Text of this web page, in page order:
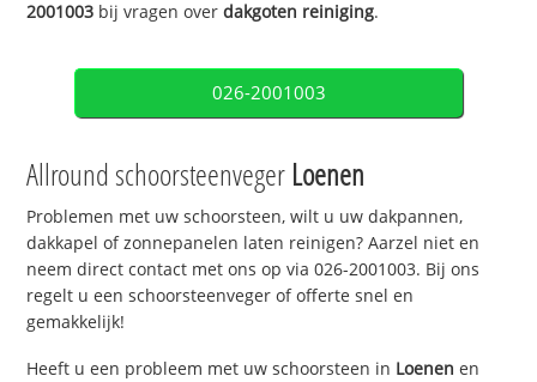
2001003 bij vragen overdakgoten reiniging.
026-2001003
Allround schoorsteenveger Loenen
Problemen met uw schoorsteen, wilt u uw dakpannen,
dakkapel of zonnepanelen laten reinigen? Aarzel niet en
neem direct contact met ons op via 026-2001003. Bij ons
regelt u een schoorsteenveger of offerte snel en
gemakkelijk!
Heeft u een probleem met uw schoorsteen in Loenen en